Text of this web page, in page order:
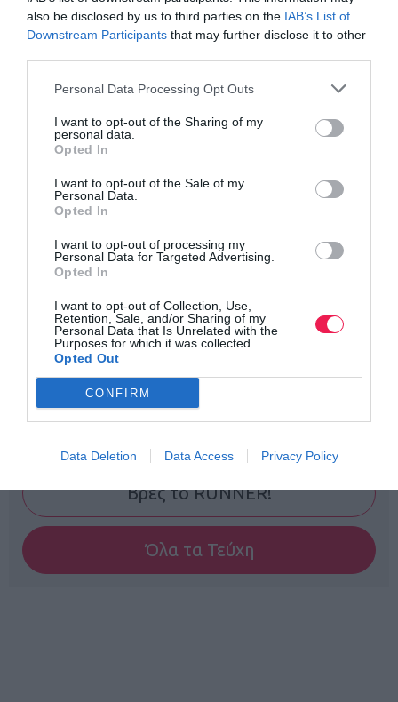
also be disclosed by us to third parties on the IAB’s List of
Downstream Participants that may further disclose it to other
Personal Data Processing Opt Outs
I want to opt-out of the Sharing of my
personal data.
Opted In
I want to opt-out of the Sale of my
Personal Data.
Opted In
I want to opt-out of processing my
Personal Data for Targeted Advertising.
Opted In
I want to opt-out of Collection, Use,
Retention, Sale, and/or Sharing of my
Personal Data that Is Unrelated with the
Purposes for which it was collected.
Opted Out
CONFIRM
Data Deletion Data Access Privacy Policy
Βρες το RUNNER!
Όλα τα Τεύχη